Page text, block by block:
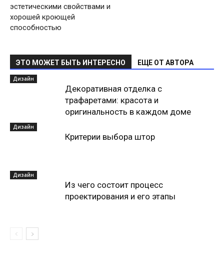
эстетическими свойствами и
хорошей кроющей
способностью
ЭТО МОЖЕТ БЫТЬ ИНТЕРЕСНО ЕЩЕ ОТ АВТОРА
Дизайн
Декоративная отделка с
трафаретами: красота и
оригинальность в каждом доме
Дизайн
Критерии выбора штор
Дизайн
Из чего состоит процесс
проектирования и его этапы